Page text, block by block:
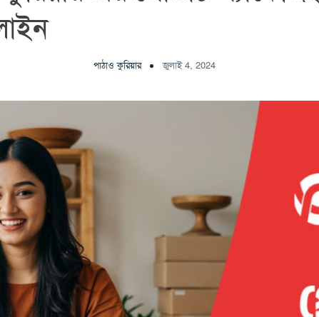
পাঠাও কুরিয়ার জুলাই 4, 2024